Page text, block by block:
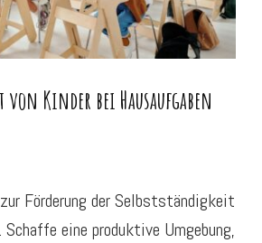
Kinder bei Hausaufgaben
Förderung der Selbstständigkeit
Schaffe eine produktive Umgebung,